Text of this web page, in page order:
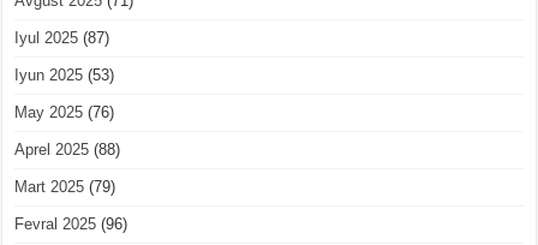
Iyul 2025 (87)
Iyun 2025 (53)
May 2025 (76)
Aprel 2025 (88)
Mart 2025 (79)
Fevral 2025 (96)